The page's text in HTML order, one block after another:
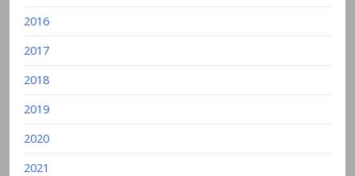
2016
2017
2018
2019
2020
2021